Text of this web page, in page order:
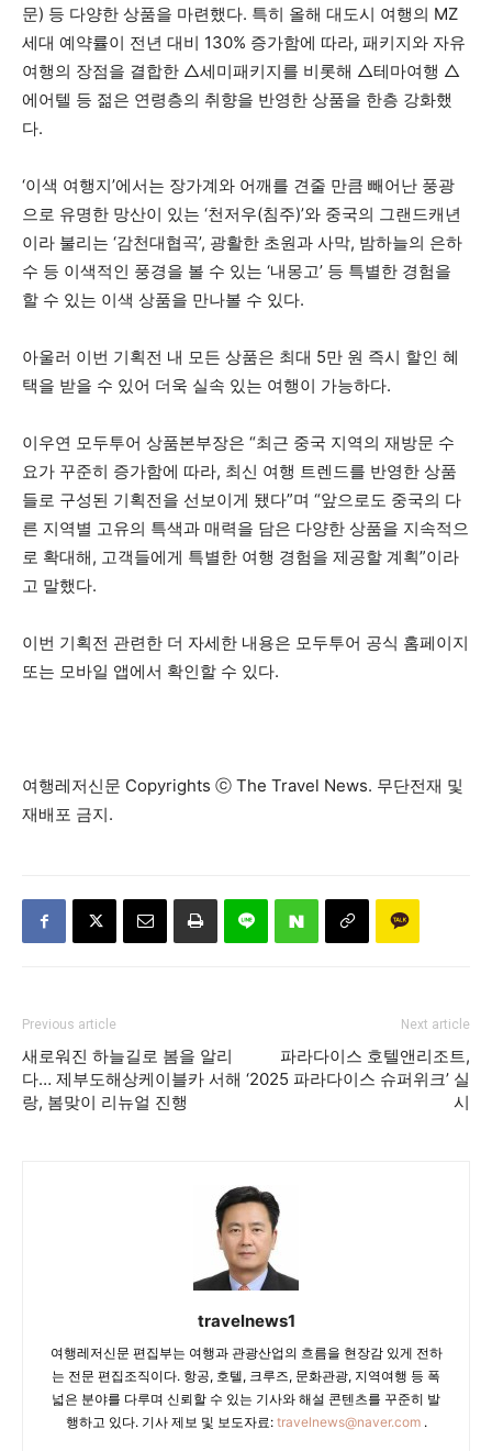
문) 등 다양한 상품을 마련했다. 특히 올해 대도시 여행의 MZ
세대 예약률이 전년 대비 130% 증가함에 따라, 패키지와 자유
여행의 장점을 결합한 △세미패키지를 비롯해 △테마여행 △
에어텔 등 젊은 연령층의 취향을 반영한 상품을 한층 강화했
다.
‘이색 여행지’에서는 장가계와 어깨를 견줄 만큼 빼어난 풍광
으로 유명한 망산이 있는 ‘천저우(침주)’와 중국의 그랜드캐년
이라 불리는 ‘감천대협곡’, 광활한 초원과 사막, 밤하늘의 은하
수 등 이색적인 풍경을 볼 수 있는 ‘내몽고’ 등 특별한 경험을
할 수 있는 이색 상품을 만나볼 수 있다.
아울러 이번 기획전 내 모든 상품은 최대 5만 원 즉시 할인 혜
택을 받을 수 있어 더욱 실속 있는 여행이 가능하다.
이우연 모두투어 상품본부장은 “최근 중국 지역의 재방문 수
요가 꾸준히 증가함에 따라, 최신 여행 트렌드를 반영한 상품
들로 구성된 기획전을 선보이게 됐다”며 “앞으로도 중국의 다
른 지역별 고유의 특색과 매력을 담은 다양한 상품을 지속적으
로 확대해, 고객들에게 특별한 여행 경험을 제공할 계획”이라
고 말했다.
이번 기획전 관련한 더 자세한 내용은 모두투어 공식 홈페이지
또는 모바일 앱에서 확인할 수 있다.
여행레저신문 Copyrights ⓒ The Travel News. 무단전재 및
재배포 금지.
Previous article
새로워진 하늘길로 봄을 알리
다… 제부도해상케이블카 서해
랑, 봄맞이 리뉴얼 진행
Next article
파라다이스 호텔앤리조트,
‘2025 파라다이스 슈퍼위크’ 실
시
travelnews1
여행레저신문 편집부는 여행과 관광산업의 흐름을 현장감 있게 전하
는 전문 편집조직이다. 항공, 호텔, 크루즈, 문화관광, 지역여행 등 폭
넓은 분야를 다루며 신뢰할 수 있는 기사와 해설 콘텐츠를 꾸준히 발
행하고 있다. 기사 제보 및 보도자료: travelnews@naver.com.